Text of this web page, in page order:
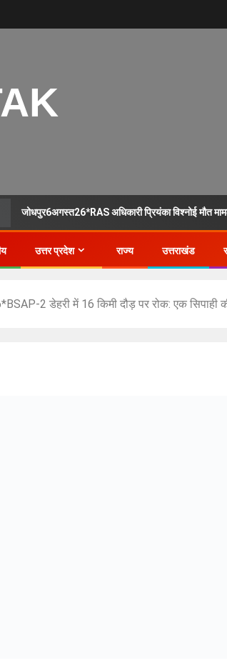
जोधपुर6अगस्त26*RAS अधिकारी प्रियंका विश्नोई मौत
उत्तर प्रदेश राज्य उत्तराखंड
2 डेहरी में 16 किमी दौड़ पर रोक: एक सिपाही